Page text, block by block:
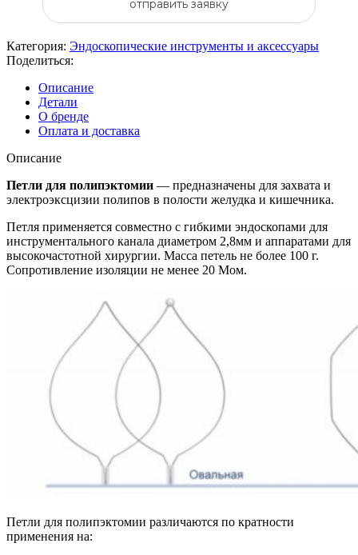
отправить заявку
Категория: Эндоскопические инструменты и аксессуары
Поделиться:
Описание
Детали
О бренде
Оплата и доставка
Описание
Петли для полипэктомии — предназначены для захвата и
электроэксцизии полипов в полости желудка и кишечника.
Петля применяется совместно с гибкими эндоскопами для
инструментального канала диаметром 2,8мм и аппаратами для
высокочастотной хирургии. Масса петель не более 100 г.
Сопротивление изоляции не менее 20 Мом.
Петли для полипэктомии различаются по кратности
применения на: